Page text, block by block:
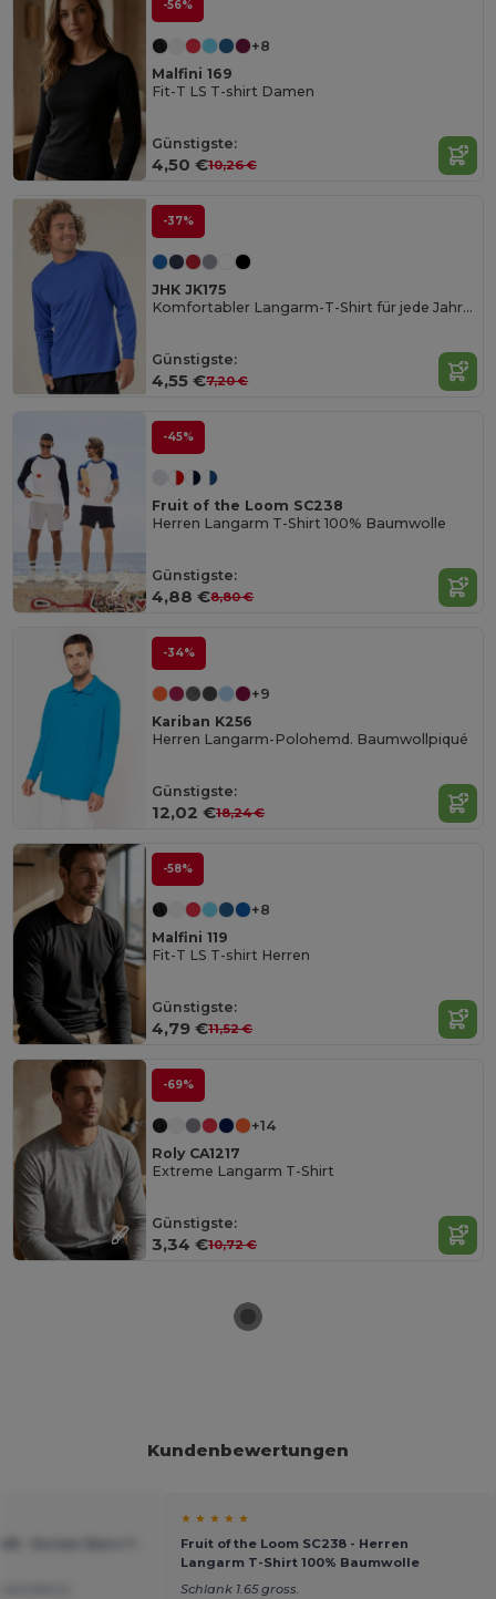
-56%
+8
Malfini 169
Fit-T LS T-shirt Damen
Günstigste:
4,50 €10,26 €
-37%
JHK JK175
Komfortabler Langarm-T-Shirt für jede Jahreszeit
Günstigste:
4,55 €7,20 €
-45%
Fruit of the Loom SC238
Herren Langarm T-Shirt 100% Baumwolle
Günstigste:
4,88 €8,80 €
-34%
+9
Kariban K256
Herren Langarm-Polohemd. Baumwollpiqué
Günstigste:
12,02 €18,24 €
-58%
+8
Malfini 119
Fit-T LS T-shirt Herren
Günstigste:
4,79 €11,52 €
-69%
+14
Roly CA1217
Extreme Langarm T-Shirt
Günstigste:
3,34 €10,72 €
Kundenbewertungen
★ ★ ★ ★ ★
Fruit of the Loom SC238 - Herren
Langarm T-Shirt 100% Baumwolle
Schlank 1.65 gross.